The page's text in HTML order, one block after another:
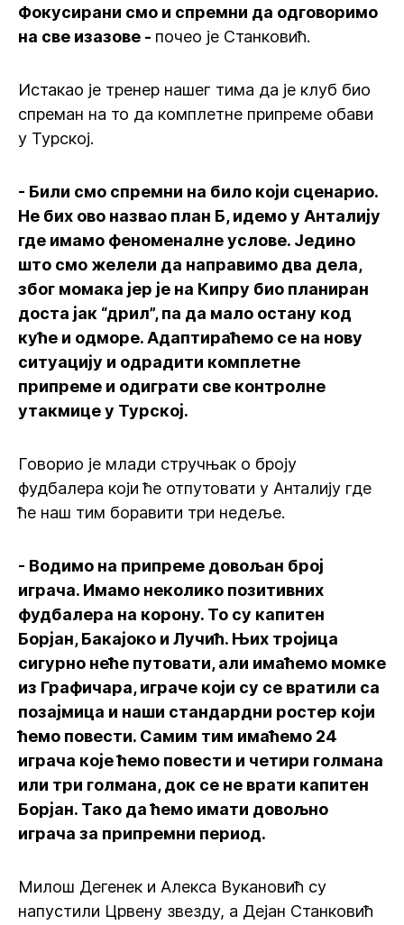
Фокусирани смо и спремни да одговоримо
на све изазове - почео је Станковић.
Истакао је тренер нашег тима да је клуб био
спреман на то да комплетне припреме обави
у Турској.
- Били смо спремни на било који сценарио.
Не бих ово назвао план Б, идемо у Анталију
где имамо феноменалне услове. Једино
што смо желели да направимо два дела,
због момака јер је на Кипру био планиран
доста јак “дрил”, па да мало остану код
куће и одморе. Адаптираћемо се на нову
ситуацију и одрадити комплетне
припреме и одиграти све контролне
утакмице у Турској.
Говорио је млади стручњак о броју
фудбалера који ће отпутовати у Анталију где
ће наш тим боравити три недеље.
- Водимо на припреме довољан број
играча. Имамо неколико позитивних
фудбалера на корону. То су капитен
Борјан, Бакајоко и Лучић. Њих тројица
сигурно неће путовати, али имаћемо момке
из Графичара, играче који су се вратили са
позајмица и наши стандардни ростер који
ћемо повести. Самим тим имаћемо 24
играча које ћемо повести и четири голмана
или три голмана, док се не врати капитен
Борјан. Тако да ћемо имати довољно
играча за припремни период.
Милош Дегенек и Алекса Вукановић су
напустили Црвену звезду, а Дејан Станковић